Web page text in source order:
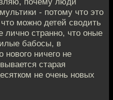
- потому что это
можно детей сводить
лично странно, что оные
бабосы, в
нового ничего не
старая
не очень новых